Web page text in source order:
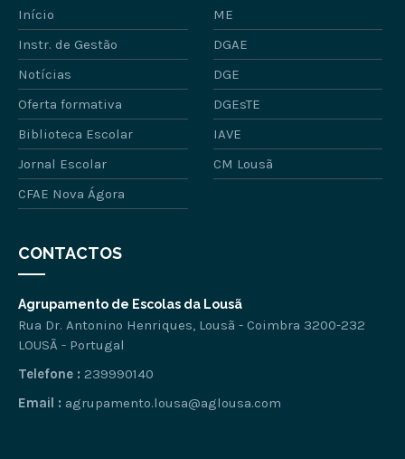
Início
ME
Instr. de Gestão
DGAE
Notícias
DGE
Oferta formativa
DGEsTE
Biblioteca Escolar
IAVE
Jornal Escolar
CM Lousã
CFAE Nova Ágora
CONTACTOS
Agrupamento de Escolas da Lousã
Rua Dr. Antonino Henriques, Lousã - Coimbra 3200-232
LOUSÃ - Portugal
Telefone : 239990140
Email : agrupamento.lousa@aglousa.com